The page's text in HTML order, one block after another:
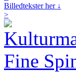
Billedtekster her ↓
>